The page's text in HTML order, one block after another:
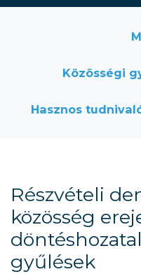
Közösségi
Hasznos
Részvételi
közösség
gyűlések